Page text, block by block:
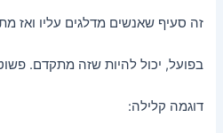
זה סעיף שאנשים מדלגים עליו ואז
בפועל, יכול להיות שזה מתקדם.
דוגמה קלילה: